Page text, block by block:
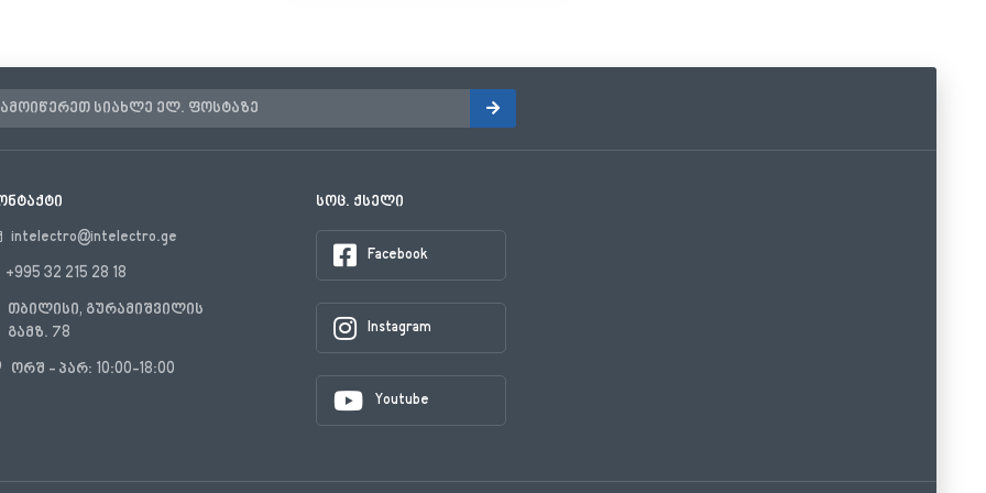
intelectro@intelectro.ge
+995 32 215 28 18
თბილისი, გურამიშვილის
გამზ. 78
ორშ - პარ: 10:00-18:00
სოც. ქსელი
Facebook
Instagram
Youtube